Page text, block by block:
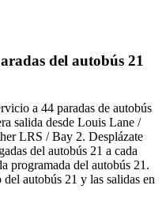
del autobús 21
a 44 paradas de autobús
salida desde Louis Lane /
LRS / Bay 2. Desplázate
del autobús 21 a cada
programada del autobús 21.
autobús 21 y las salidas en